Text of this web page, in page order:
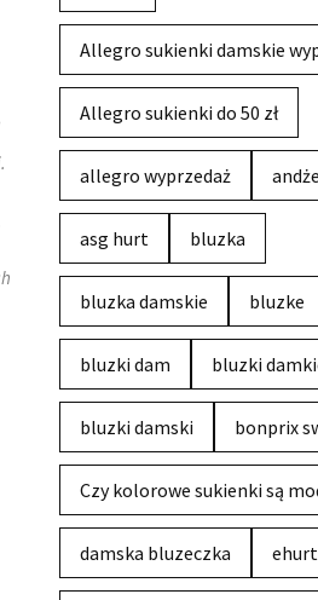
Allegro sukienki damskie
Allegro sukienki do 50 zł
allegro wyprzedaż
asg hurt bluzka
bluzka damskie bluzke
bluzki dam bluzki
bluzki damski bonprix
Czy kolorowe sukienki są
damska bluzeczka